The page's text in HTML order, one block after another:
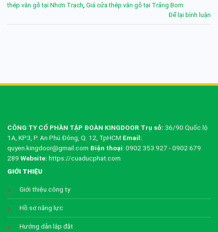
thép vân gỗ tại Nhơn Trạch, Giá cửa thép vân gỗ tại Trảng Bom
Để lại bình luận
CÔNG TY CỔ PHẦN TẬP ĐOÀN KINGDOOR Trụ sở: 36/90 Quốc lộ
1A, KP3, P. An Phú Đông, Q. 12, TpHCM Email:
quyen.kingdoor@gmail.com Điện thoại: 0902 353 927 - 0902 679
289 Website: https://cuaducphat.com
GIỚI THIỆU
Giới thiệu công ty
Hồ sơ năng lực
Hướng dẫn lắp đặt